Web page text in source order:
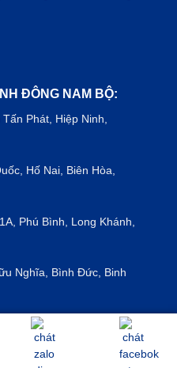
ĐÔNG NAM BỘ:
Phát, Hiệp Ninh,
Hố Nai, Biên Hòa,
Phú Bình, Long Khánh,
Nghĩa, Bình Đức, Binh
Ninh, Bà Rịa - Vũng Tàu
Phường 5, Đà Lạt,